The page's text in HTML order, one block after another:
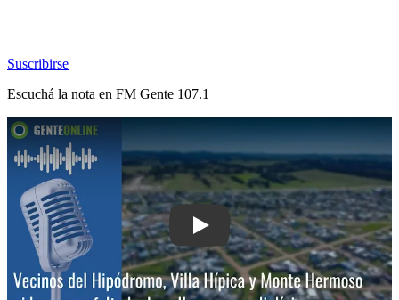
Suscribirse
Escuchá la nota en FM Gente 107.1
Play: Vecinos del Hipódromo, Villa